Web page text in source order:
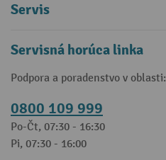
Servis
Servisná horúca linka
Podpora a poradenstvo v oblasti:
0800 109 999
Po-Čt, 07:30 - 16:30
Pi, 07:30 - 16:00